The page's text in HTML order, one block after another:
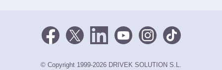
© Copyright 1999-2026 DRIVEK SOLUTION S.L.